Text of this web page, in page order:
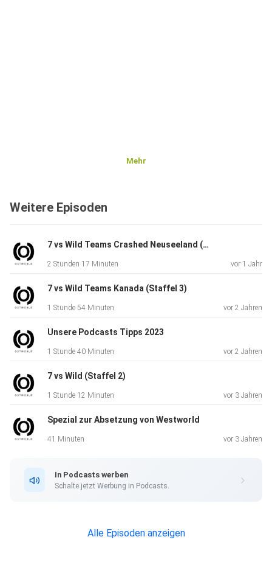
Mehr
Weitere Episoden
7 vs Wild Teams Crashed Neuseeland (Staffel 4)
2 Stunden 17 Minuten vor 1 Jahr
7 vs Wild Teams Kanada (Staffel 3)
1 Stunde 54 Minuten vor 2 Jahren
Unsere Podcasts Tipps 2023
1 Stunde 40 Minuten vor 2 Jahren
7 vs Wild (Staffel 2)
1 Stunde 12 Minuten vor 3 Jahren
Spezial zur Absetzung von Westworld
41 Minuten vor 3 Jahren
In Podcasts werben
Schalte jetzt Werbung in Podcasts.
Alle Episoden anzeigen